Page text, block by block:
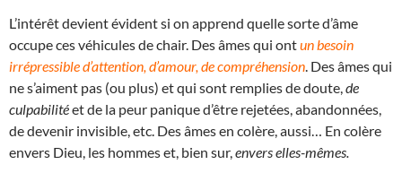
L’intérêt devient évident si on apprend quelle sorte d’âme
occupe ces véhicules de chair. Des âmes qui ontun besoin
irrépressible d’attention, d’amour, de compréhension . Des âmes qui
ne s’aiment pas (ou plus) et qui sont remplies de doute, de
culpabilitéet de la peur panique d’être rejetées, abandonnées,
de devenir invisible, etc. Des âmes en colère, aussi… En colère
envers Dieu, les hommes et, bien sur, envers elles-mêmes.